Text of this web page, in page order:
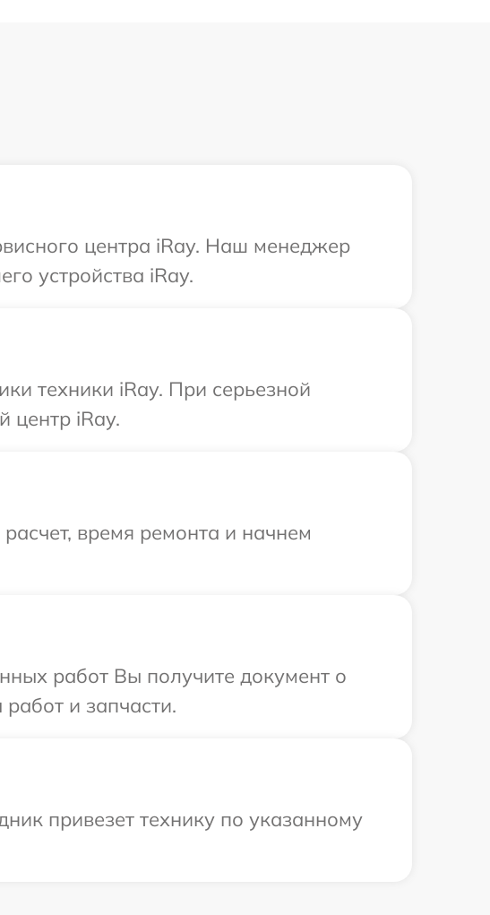
центра iRay. Наш менеджер
устройства iRay.
техники iRay. При серьезной
центр iRay.
время ремонта и начнем
работ Вы получите документ о
и запчасти.
привезет технику по указанному